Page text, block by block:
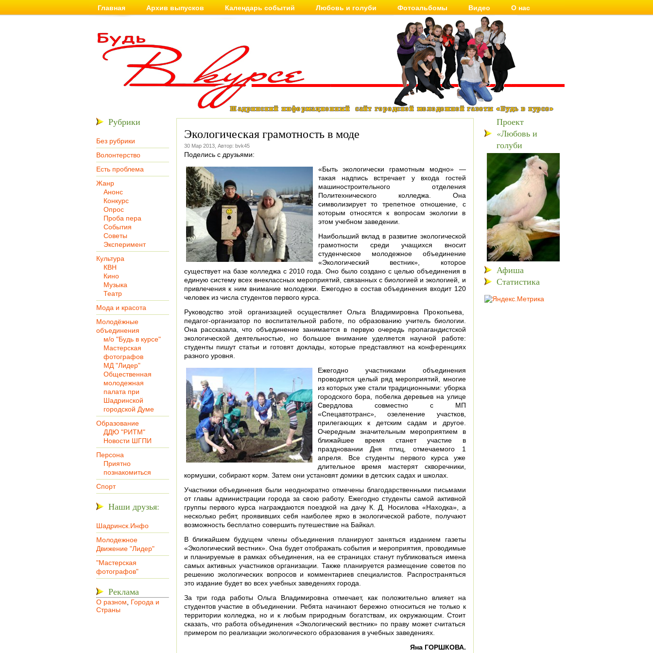
Главная Архив выпусков Календарь событий Любовь и голуби Фотоальбомы Видео О нас
Рубрики
Без рубрики
Волонтерство
Есть проблема
Жанр
Анонс
Конкурс
Опрос
Проба пера
События
Советы
Эксперимент
Культура
КВН
Кино
Музыка
Театр
Мода и красота
Молодёжные
объединения
м/о "Будь в курсе"
Мастерская
фотографов
МД "Лидер"
Общественная
молодежная
палата при
Шадринской
городской Думе
Образование
ДДЮ "РИТМ"
Новости ШГПИ
Персона
Приятно
познакомиться
Спорт
Наши друзья:
Шадринск.Инфо
Молодежное
Движение "Лидер"
"Мастерская
фотографов"
Реклама
О разном
Города и
Страны
Экологическая грамотность в моде
30 Мар 2013, Автор: bvk45
Поделись с друзьями:
«Быть экологически грамотным модно» —
такая надпись встречает у входа гостей
машиностроительного отделения
Политехнического колледжа. Она
символизирует то трепетное отношение, с
которым относятся к вопросам экологии в
этом учебном заведении.
Наибольший вклад в развитие экологической
грамотности среди учащихся вносит
студенческое молодежное объединение
«Экологический вестник», которое
существует на базе колледжа с 2010 года. Оно было создано с целью объединения в
единую систему всех внеклассных мероприятий, связанных с биологией и экологией, и
привлечения к ним внимание молодежи. Ежегодно в состав объединения входит 120
человек из числа студентов первого курса.
Руководство этой организацией осуществляет Ольга Владимировна Прокопьева,
педагог-организатор по воспитательной работе, по образованию учитель биологии.
Она рассказала, что объединение занимается в первую очередь пропагандистской
экологической деятельностью, но большое внимание уделяется научной работе:
студенты пишут статьи и готовят доклады, которые представляют на конференциях
разного уровня.
Ежегодно участниками объединения
проводится целый ряд мероприятий, многие
из которых уже стали традиционными: уборка
городского бора, побелка деревьев на улице
Свердлова совместно с МП
«Спецавтотранс», озеленение участков,
прилегающих к детским садам и другое.
Очередным значительным мероприятием в
ближайшее время станет участие в
праздновании Дня птиц, отмечаемого 1
апреля. Все студенты первого курса уже
длительное время мастерят скворечники,
кормушки, собирают корм. Затем они установят домики в детских садах и школах.
Участники объединения были неоднократно отмечены благодарственными письмами
от главы администрации города за свою работу. Ежегодно студенты самой активной
группы первого курса награждаются поездкой на дачу К. Д. Носилова «Находка», а
несколько ребят, проявивших себя наиболее ярко в экологической работе, получают
возможность бесплатно совершить путешествие на Байкал.
В ближайшем будущем члены объединения планируют заняться изданием газеты
«Экологический вестник». Она будет отображать события и мероприятия, проводимые
и планируемые в рамках объединения, на ее страницах станут публиковаться имена
самых активных участников организации. Также планируется размещение советов по
решению экологических вопросов и комментариев специалистов. Распространяться
это издание будет во всех учебных заведениях города.
За три года работы Ольга Владимировна отмечает, как положительно влияет на
студентов участие в объединении. Ребята начинают бережно относиться не только к
территории колледжа, но и к любым природным богатствам, их окружающим. Стоит
сказать, что работа объединения «Экологический вестник» по праву может считаться
примером по реализации экологического образования в учебных заведениях.
Яна ГОРШКОВА.
Проект
«Любовь и
голуби
Афиша
Статистика